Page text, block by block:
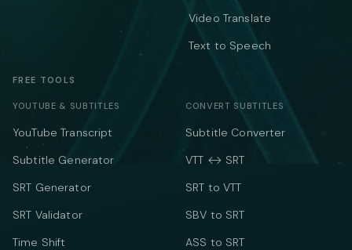
Video Translate
Text to Speech
FREE TOOLS
YOUTUBE & SUBTITLES
YouTube Transcript
Subtitle Generator
SRT Generator
SRT Validator
Time Shift
CONVERT SUBTITLES
Subtitle Converter
VTT ↔ SRT
SRT to VTT
SBV to SRT
ASS to SRT